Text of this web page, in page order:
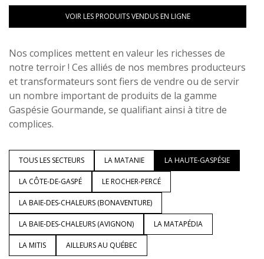
VOIR LES PRODUITS VENDUS EN LIGNE
Nos complices mettent en valeur les richesses de
notre terroir ! Ces alliés de nos membres producteurs
et transformateurs sont fiers de vendre ou de servir
un nombre important de produits de la gamme
Gaspésie Gourmande, se qualifiant ainsi à titre de
complices.
TOUS LES SECTEURS LA MATANIE LA HAUTE-GASPÉSIE
LA CÔTE-DE-GASPÉ LE ROCHER-PERCÉ
LA BAIE-DES-CHALEURS (BONAVENTURE)
LA BAIE-DES-CHALEURS (AVIGNON) LA MATAPÉDIA
LA MITIS AILLEURS AU QUÉBEC